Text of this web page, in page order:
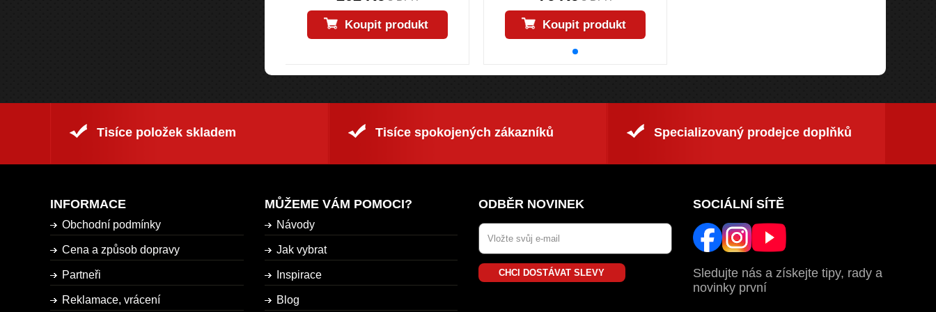
Koupit produkt Koupit produkt
Tisíce položek skladem Tisíce spokojených zákazníků Specializovaný prodejce doplňků
INFORMACE
Obchodní podmínky
Cena a způsob dopravy
Partneři
Reklamace, vrácení
MŮŽEME VÁM POMOCI?
Návody
Jak vybrat
Inspirace
Blog
ODBĚR NOVINEK
CHCI DOSTÁVAT SLEVY
SOCIÁLNÍ SÍTĚ
Sledujte nás a získejte tipy, rady a
novinky první